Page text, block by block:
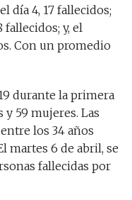
día 4, 17 fallecidos;
fallecidos; y, el
Con un promedio
durante la primera
y 59 mujeres. Las
los 34 años
martes 6 de abril, se
fallecidas por